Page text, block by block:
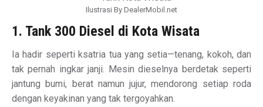
Ilustrasi By DealerMobil.net
1. Tank 300 Diesel di Kota Wisata
Ia hadir seperti ksatria tua yang setia—tenang, kokoh, dan
tak pernah ingkar janji. Mesin dieselnya berdetak seperti
jantung bumi, berat namun jujur, mendorong setiap roda
dengan keyakinan yang tak tergoyahkan.